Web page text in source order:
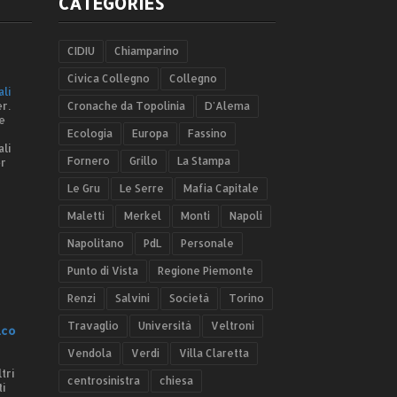
CIDIU Chiamparino
Civica Collegno Collegno
Cronache da Topolinia D'Alema
Ecologia Europa Fassino
Fornero Grillo La Stampa
Le Gru Le Serre Mafia Capitale
Maletti Merkel Monti Napoli
Napolitano PdL Personale
Punto di Vista Regione Piemonte
Renzi Salvini Società Torino
Travaglio Università Veltroni
Vendola Verdi Villa Claretta
centrosinistra chiesa